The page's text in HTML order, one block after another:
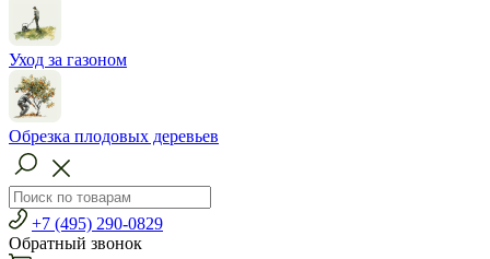
Уход за газоном
Обрезка плодовых деревьев
+7 (495) 290-0829
Обратный звонок